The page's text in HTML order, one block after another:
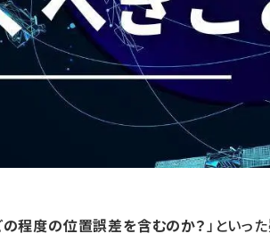
程度の位置誤差を含むのか？」といっ